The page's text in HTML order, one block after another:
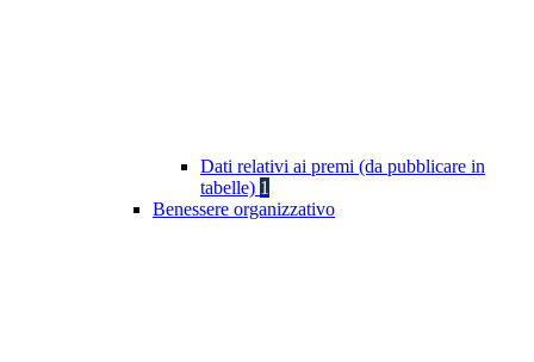
Dati relativi ai premi (da pubblicare in
tabelle) 1
Benessere organizzativo